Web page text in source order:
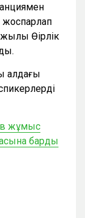
жоспарлап
Өңірлік
алдағы
жұмыс
барды